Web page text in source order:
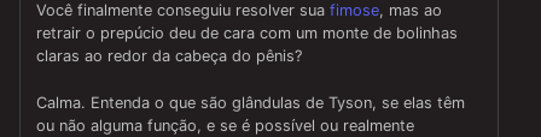
Você finalmente conseguiu resolver sua fimose, mas ao
retrair o prepúcio deu de cara com um monte de bolinhas
claras ao redor da cabeça do pênis?
Calma. Entenda o que são glândulas de Tyson, se elas têm
ou não alguma função, e se é possível ou realmente